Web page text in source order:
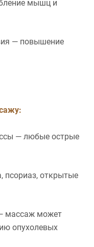
мышц и
— повышение
— любые острые
псориаз, открытые
массаж может
опухолевых